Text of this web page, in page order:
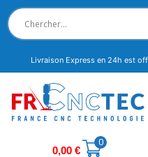
Livraison Express en 24h est
0,00 €
0